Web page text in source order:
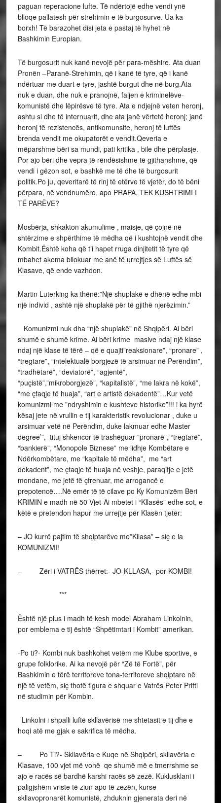
paguan reperacione lufte. Të ndërtojë edhe vendi ynë
blloqe pallatesh për strehimin e të burgosurve. Ua ka
borxh! Të barazohet disi jeta e pastaj të hyhet në
Bashkimin Europian.
Të burgosurit nuk kanë nevojë për para-mëshire. Ata duan
Pronën –Paranë-Strehimin, që i kanë të tyre, që i kanë
ndërtuar me duart e tyre, jashtë burgut dhe në burg.Ata
nuk e duan, dhe nuk e pranojnë, faljen e kriminelëve-
komunistë dhe lëpirësve të tyre. Ata e ndjejnë veten heronj,
ashtu si dhe të internuarit, dhe ata janë vërtetë heronj; janë
heronj të rezistencës, antikomunsite, heronj të luftës
brenda vendit me okupatorët e vendit.Qeveria e
mëparshme bëri sa mundi, pati kritika , bile dhe përplasje.
Por ajo bëri dhe vepra të rëndësishme të gjithanshme, që
vendi i gëzon sot, e bashkë me të dhe të burgosurit
politik.Po ju, qeveritarë të rinj të etërve të vjetër, do të bëni
përpara, në vendnumëro, apo PRAPA, TEK KUSHTRIMI I
TË PARËVE?
Mosbërja, shkakton akumulime , maisje, që çojnë në
shtërzime e shpërthime të mëdha që i kushtojnë vendit dhe
Kombit.Është koha që t’i hapet rruga dinjitetit të tyre që
mbahet akoma bllokuar me anë të urrejtjes së Luftës së
Klasave, që ende vazhdon.
Martin Luterking ka thënë:”Një shuplakë e dhënë edhe mbi
një individ , ashtë një shuplakë për të gjithë njerëzimin.”
Komunizmi nuk dha “një shuplakë” në Shqipëri. Ai bëri
shumë e shumë krime. Ai bëri krime masive ndaj një klase
ndaj një klase të tërë – që e quajti”reaksionare”, “pronare” ,
“tregtare”, “intelektualë borgjezë të arsimuar në Perëndim”,
“tradhëtarë”, “deviatorë”, “agjentë”,
“puçistë”,”mikroborgjezë”, “kapitalistë”, “me lakra në kokë”,
“me çfaqje të huaja”, “art e artistë dekadentë”…Kur vetë
komunizmi me ”ndryshimin e kushteve historike”!!! i ka hyrë
kësaj jete në vrullin e tij karakteristik revolucionar , duke u
arsimuar vetë në Perëndim, duke lakmuar edhe Master
degree’”, tituj shkencor të trashëguar ”pronarë”, “tregtarë”,
“bankierë”, “Monopole Biznese” me lidhje Kombëtare e
Ndërkombëtare, me “kapitale të mëdha”, me “art
dekadent”, me çfaqje të huaja në veshje, paraqitje e jetë
mondane, me jetë të çfrenuar, me arrogancë e
prepotencë….Në emër të të cilave po Ky Komunizëm Bëri
KRIMIN e madh në 50 Vjet-Ai mbetet i “Kllasës” edhe sot, e
këtë e pretendon hapur me urrejtje për Klasën tjetër:
– JO kurrë pajtim të shqiptarëve me”Kllasa” – siç e la
KOMUNIZMI!
– Zëri i VATRËS thërret:- JO-KLLASA,- por KOMBI!
***
Është një plus i madh të kesh model Abraham Linkolnin,
por emblema e tij është “Shpëtimtari i Kombit” amerikan.
-Po ti?- Kombi nuk bashkohet vetëm me Klube sportive, e
grupe folklorike. Ai ka nevojë për “Zë të Fortë”, për
Bashkimin e tërë territoreve tona-territoreve shqiptare në
një të vetëm, siç thotë figura e shquar e Vatrës Peter Prifti
në studimin për Kombin.
Linkolni i shpalli luftë skllavërisë me shtetasit e tij dhe e
hoqi atë me gjak e sakrifica të mëdha.
– Po Ti?- Skllavëria e Kuqe në Shqipëri, skllavëria e
Klasave, 100 vjet më vonë qe shumë më e tmerrshme se
ajo e racës së bardhë karshi racës së zezë. Kuklusklani i
paligjshëm vriste të ziun apo të zezën, kurse
skllavopronarët komunistë, zhduknin gjenerata deri në